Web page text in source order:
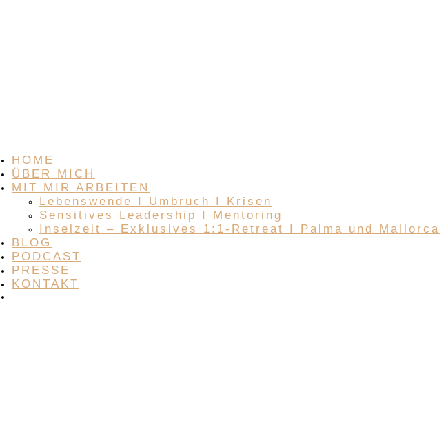
HOME
ÜBER MICH
MIT MIR ARBEITEN
Lebenswende I Umbruch I Krisen
Sensitives Leadership I Mentoring
Inselzeit – Exklusives 1:1-Retreat I Palma und Mallorca
BLOG
PODCAST
PRESSE
KONTAKT